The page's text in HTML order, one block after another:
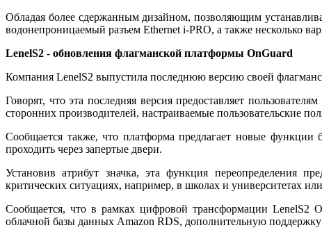
Обладая более сдержанным дизайном, позволяющим
водонепроницаемый разъем Ethernet i-PRO, а также несколько
LenelS2 - обновления флагманской платформы OnGuard
Компания LenelS2 выпустила последнюю версию своей
Говорят, что эта последняя версия предоставляет
сторонних производителей, настраиваемые пользовательские
Сообщается также, что платформа предлагает новые функции
проходить через запертые двери.
Установив атрибут значка, эта функция переопределения
критических ситуациях, например, в школах и университетах
Сообщается, что в рамках цифровой трансформации
облачной базы данных Amazon RDS, дополнительную